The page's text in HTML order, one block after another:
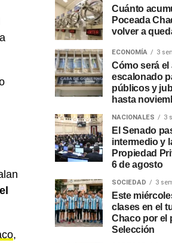
,
Cuánto
Poceada
volver a
ECONOMÍA 3
Cómo será el
escalonado
públicos y
hasta
NACIONALES 3
El Senado
intermedio y
Propiedad
6 de agosto
SOCIEDAD 3
Este
clases en el
Chaco por el
Selección